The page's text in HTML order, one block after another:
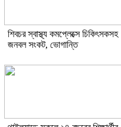
শিবচর স্বাস্থ্য কমপ্লেক্সে চিকিৎসকসহ
জনবল সংকট, ভোগান্তি